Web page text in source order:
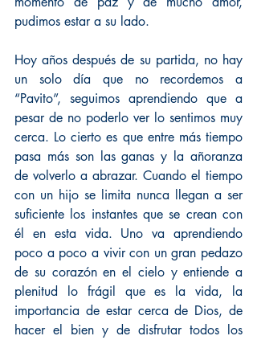
pudimos estar a su lado.
Hoy años después de su partida, no hay
un solo día que no recordemos a
“Pavito”, seguimos aprendiendo que a
pesar de no poderlo ver lo sentimos muy
cerca. Lo cierto es que entre más tiempo
pasa más son las ganas y la añoranza
de volverlo a abrazar. Cuando el tiempo
con un hijo se limita nunca llegan a ser
suficiente los instantes que se crean con
él en esta vida. Uno va aprendiendo
poco a poco a vivir con un gran pedazo
de su corazón en el cielo y entiende a
plenitud lo frágil que es la vida, la
importancia de estar cerca de Dios, de
hacer el bien y de disfrutar todos los